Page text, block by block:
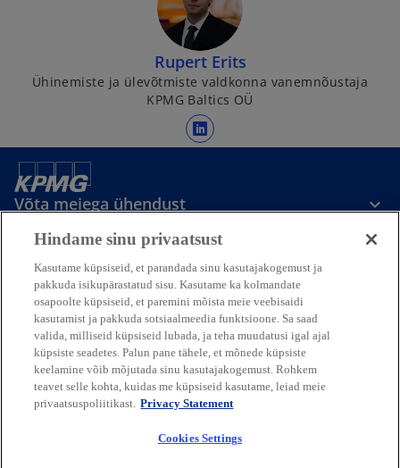
s
n
a
n
e
w
b
Rupert Erits
Ühinemiste ja ülevõtmiste valdkonna vanemnõustaja
KPMG Baltics OÜ
o
i
n
a
n
e
w
t
a
Võta meiega ühendust
Meedia
Ettevõttest
o
p
e
s
o
p
e
s
o
p
o
p
LegaloPrivaatsuso
p
n
Juurdepääsetavus
© 2026 KPMG Baltics OÜ, mis on
Hindame sinu privaatsust
Kasutame küpsiseid, et parandada sinu kasutajakogemust ja
pakkuda isikupärastatud sisu. Kasutame ka kolmandate
osapoolte küpsiseid, et paremini mõista meie veebisaidi
kasutamist ja pakkuda sotsiaalmeedia funktsioone. Sa saad
valida, milliseid küpsiseid lubada, ja teha muudatusi igal ajal
küpsiste seadetes. Palun pane tähele, et mõnede küpsiste
keelamine võib mõjutada sinu kasutajakogemust. Rohkem
teavet selle kohta, kuidas me küpsiseid kasutame, leiad meie
privaatsuspoliitikast. Privacy Statement
Cookies Settings